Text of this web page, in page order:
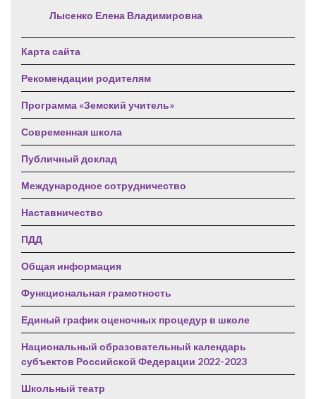
Лысенко Елена Владимировна
Карта сайта
Рекомендации родителям
Программа «Земский учитель»
Современная школа
Публичный доклад
Международное сотрудничество
Наставничество
ПДД
Общая информация
Функциональная грамотность
Единый график оценочных процедур в школе
Национальный образовательный календарь
субъектов Российской Федерации 2022-2023
Школьный театр